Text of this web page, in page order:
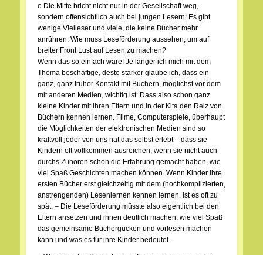
o Die Mitte bricht nicht nur in der Gesellschaft weg,
sondern offensichtlich auch bei jungen Lesern: Es gibt
wenige Vielleser und viele, die keine Bücher mehr
anrühren. Wie muss Leseförderung aussehen, um auf
breiter Front Lust auf Lesen zu machen?
Wenn das so einfach wäre! Je länger ich mich mit dem
Thema beschäftige, desto stärker glaube ich, dass ein
ganz, ganz früher Kontakt mit Büchern, möglichst vor dem
mit anderen Medien, wichtig ist: Dass also schon ganz
kleine Kinder mit ihren Eltern und in der Kita den Reiz von
Büchern kennen lernen. Filme, Computerspiele, überhaupt
die Möglichkeiten der elektronischen Medien sind so
kraftvoll jeder von uns hat das selbst erlebt – dass sie
Kindern oft vollkommen ausreichen, wenn sie nicht auch
durchs Zuhören schon die Erfahrung gemacht haben, wie
viel Spaß Geschichten machen können. Wenn Kinder ihre
ersten Bücher erst gleichzeitig mit dem (hochkomplizierten,
anstrengenden) Lesenlernen kennen lernen, ist es oft zu
spät. – Die Leseförderung müsste also eigentlich bei den
Eltern ansetzen und ihnen deutlich machen, wie viel Spaß
das gemeinsame Büchergucken und vorlesen machen
kann und was es für ihre Kinder bedeutet.